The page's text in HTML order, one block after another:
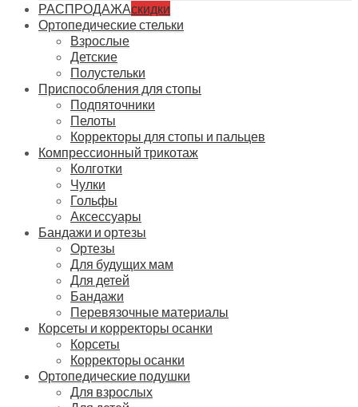
РАСПРОДАЖАскидки
Ортопедические стельки
Взрослые
Детские
Полустельки
Приспособления для стопы
Подпяточники
Пелоты
Корректоры для стопы и пальцев
Компрессионный трикотаж
Колготки
Чулки
Гольфы
Аксессуары
Бандажи и ортезы
Ортезы
Для будущих мам
Для детей
Бандажи
Перевязочные материалы
Корсеты и корректоры осанки
Корсеты
Корректоры осанки
Ортопедические подушки
Для взрослых